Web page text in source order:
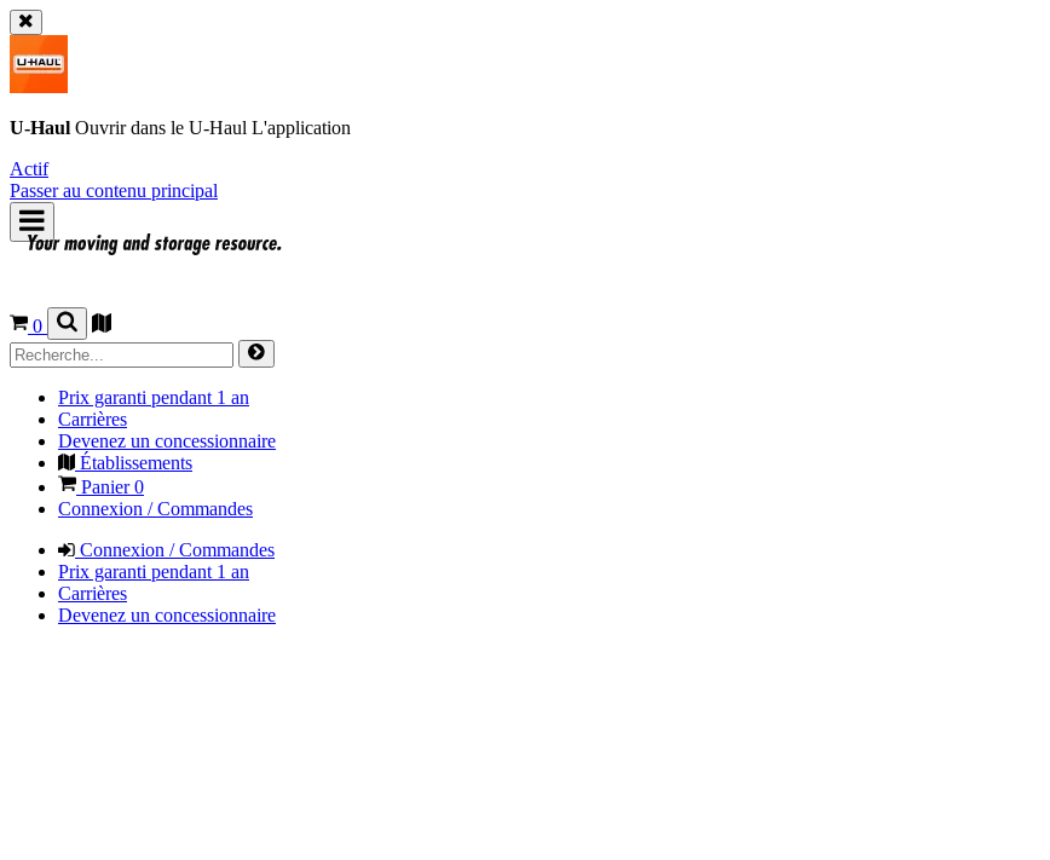
U-Haul Ouvrir dans le U-Haul L'application
Actif
Passer au contenu principal
0
Prix garanti pendant 1 an
Carrières
Devenez un concessionnaire
Établissements
Panier0
Connexion / Commandes
Connexion / Commandes
Prix garanti pendant 1 an
Carrières
Devenez un concessionnaire